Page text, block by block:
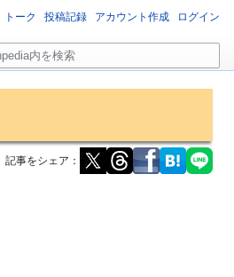
記事をシェア：
トーク 投稿記録 アカウント作成 ログイン